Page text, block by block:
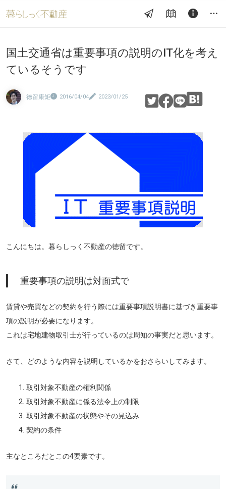
国土交通省は重要事項の説明のIT化を考え
ているそうです
徳留康矩 2016/04/04 2023/01/25
こんにちは。暮らしっく不動産の徳留です。
重要事項の説明は対面式で
賃貸や売買などの契約を行う際には重要事項説明書に基づき重要事
項の説明が必要になります。
これは宅地建物取引士が行っているのは周知の事実だと思います。
さて、どのような内容を説明しているかをおさらいしてみます。
取引対象不動産の権利関係
取引対象不動産に係る法令上の制限
取引対象不動産の状態やその見込み
契約の条件
主なところだとこの4要素です。